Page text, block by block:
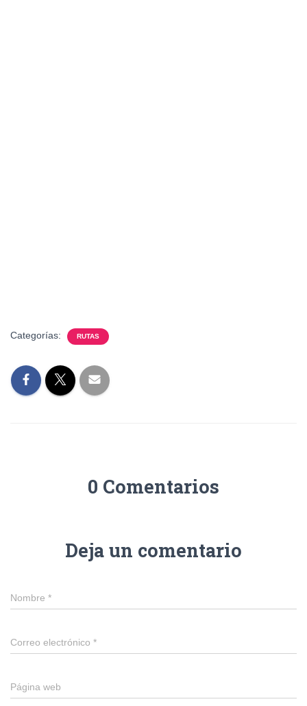
Categorías: RUTAS
0 Comentarios
Deja un comentario
Nombre *
Correo electrónico *
Página web